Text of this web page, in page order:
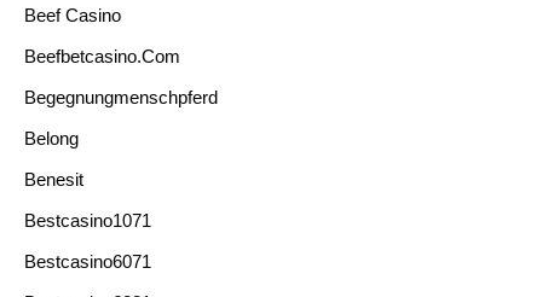
Beef Casino
Beefbetcasino.com
Begegnungmenschpferd
Belong
Benesit
Bestcasino1071
Bestcasino6071